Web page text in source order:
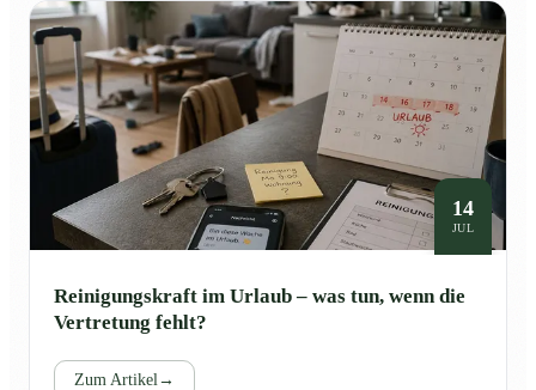
14
JUL
Reinigungskraft im Urlaub – was tun, wenn die
Vertretung fehlt?
Zum Artikel →